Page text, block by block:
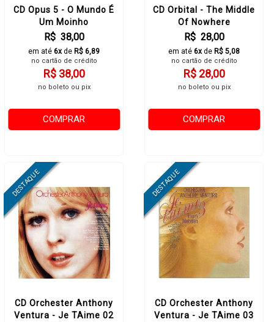
CD Opus 5 - O Mundo É
Um Moinho
R$ 38,00
em até 6xde R$ 6,89
no cartão de crédito
R$ 38,00
no boleto ou pix
COMPRAR
CD Orbital - The Middle
Of Nowhere
R$ 28,00
em até 6xde R$ 5,08
no cartão de crédito
R$ 28,00
no boleto ou pix
COMPRAR
CD Orchester Anthony
Ventura - Je TAime 02
CD Orchester Anthony
Ventura - Je TAime 03